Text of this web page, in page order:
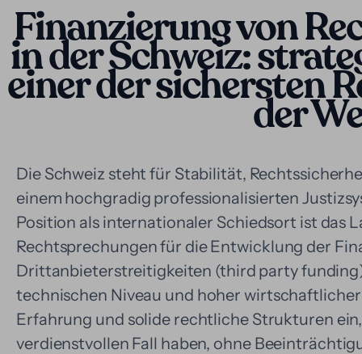
Finanzierung von
in der Schweiz:
einer der sichersten
der
Die Schweiz steht für Stabilität,
einem hochgradig professionalisierten
Position als internationaler Schiedsort ist das
Rechtsprechungen für die Entwicklung der
Drittanbieterstreitigkeiten (third party
technischen Niveau und hoher
Erfahrung und solide rechtliche Strukturen
verdienstvollen Fall haben, ohne